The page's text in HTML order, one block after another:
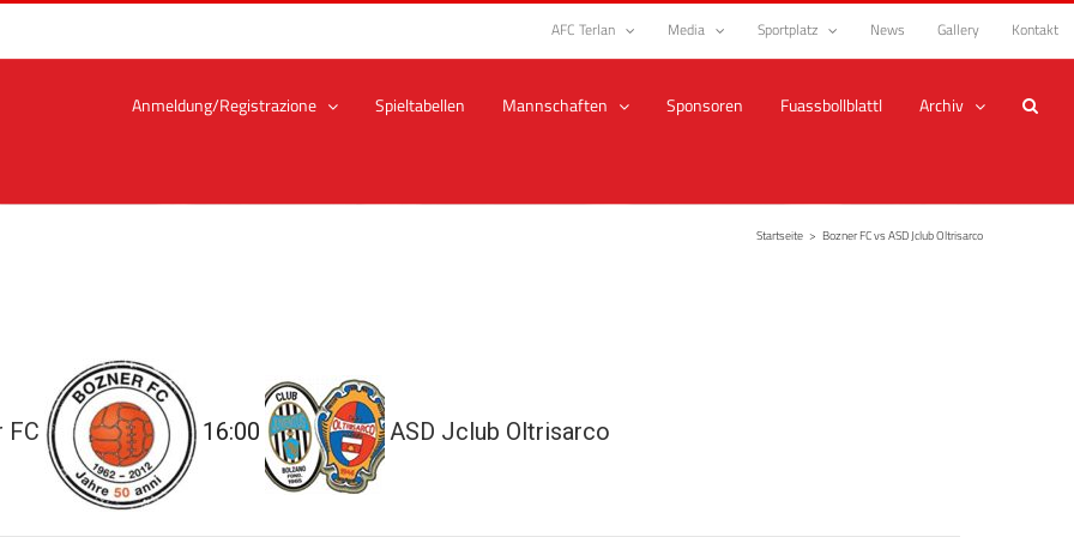
AFC Terlan Media Sportplatz News Gallery Kontakt
Anmeldung/Registrazione Spieltabellen Mannschaften Sponsoren Fuassbollblattl Archiv
Startseite > Bozner FC vs ASD Jclub Oltrisarco
FC 16:00 ASD Jclub Oltrisarco